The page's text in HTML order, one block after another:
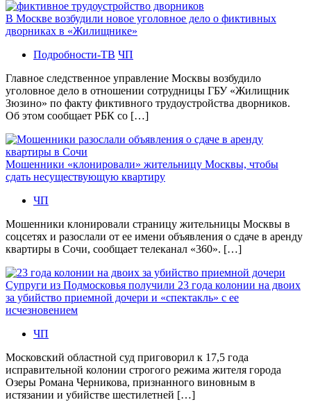
В Москве возбудили новое уголовное дело о фиктивных
дворниках в «Жилищнике»
Подробности-ТВ ЧП
Главное следственное управление Москвы возбудило
уголовное дело в отношении сотрудницы ГБУ «Жилищник
Зюзино» по факту фиктивного трудоустройства дворников.
Об этом сообщает РБК со […]
Мошенники «клонировали» жительницу Москвы, чтобы
сдать несуществующую квартиру
ЧП
Мошенники клонировали страницу жительницы Москвы в
соцсетях и разослали от ее имени объявления о сдаче в аренду
квартиры в Сочи, сообщает телеканал «360». […]
Супруги из Подмосковья получили 23 года колонии на двоих
за убийство приемной дочери и «спектакль» с ее
исчезновением
ЧП
Московский областной суд приговорил к 17,5 года
исправительной колонии строгого режима жителя города
Озеры Романа Черникова, признанного виновным в
истязании и убийстве шестилетней […]